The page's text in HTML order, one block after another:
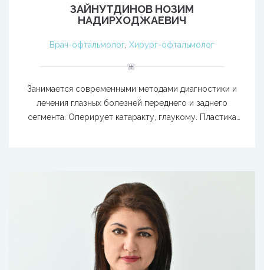
ЗАЙНУТДИНОВ НОЗИМ
НАДИРХОДЖАЕВИЧ
Врач-офтальмолог Хирург-офтальмолог
Занимается современными методами диагностики и
лечения глазных болезней переднего и заднего
сегмента. Оперирует катаракту, глаукому. Пластика